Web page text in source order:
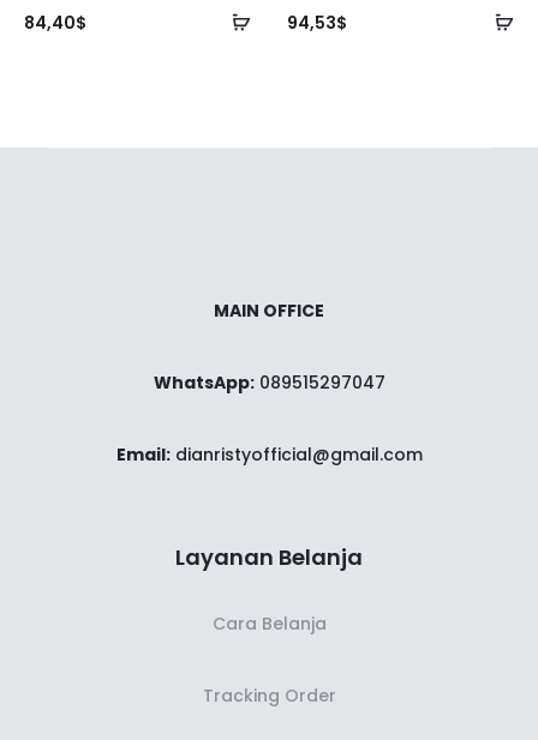
Tambah
84,40$
94,53$
MAIN OFFICE
WhatsApp:089515297047
Email:dianristyofficial@gmail.com
Layanan Belanja
Cara Belanja
Tracking Order